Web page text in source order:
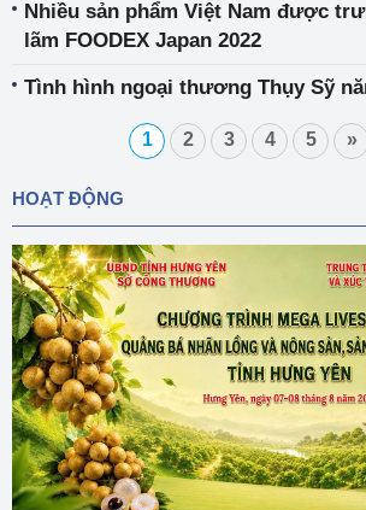
Nhiều sản phẩm Việt Nam được
lãm FOODEX Japan 2022
Tình hình ngoại thương Thụy Sỹ
1 2 3 4 5 »
HOẠT ĐỘNG